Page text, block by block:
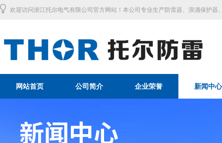
欢迎访问浙江托尔电气有限公司官方网站！本公司专业生产防雷器、浪涌保护器
网站首页 公司简介 企业荣誉 新闻中心